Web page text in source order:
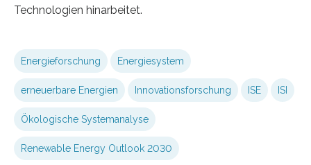
Technologien hinarbeitet.
Energieforschung Energiesystem
erneuerbare Energien Innovationsforschung ISE ISI
Ökologische Systemanalyse
Renewable Energy Outlook 2030